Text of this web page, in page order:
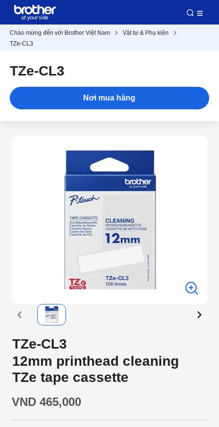
Chào mừng đến với Brother Việt Nam
Vật tư & Phụ kiện
TZe-CL3
TZe-CL3
Nơi mua hàng
TZe-CL3
12mm printhead cleaning
TZe tape cassette
VND 465,000